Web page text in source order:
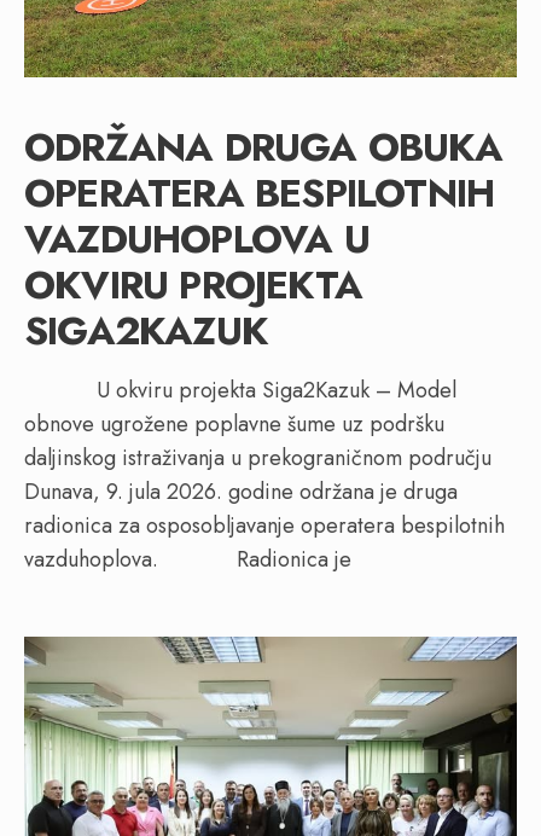
ODRŽANA DRUGA OBUKA
OPERATERA BESPILOTNIH
VAZDUHOPLOVA U
OKVIRU PROJEKTA
SIGA2KAZUK
U okviru projekta Siga2Kazuk – Model
obnove ugrožene poplavne šume uz podršku
daljinskog istraživanja u prekograničnom području
Dunava, 9. jula 2026. godine održana je druga
radionica za osposobljavanje operatera bespilotnih
vazduhoplova. Radionica je